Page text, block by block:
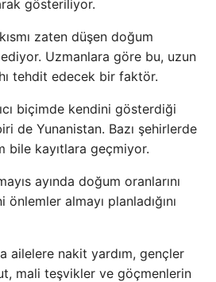
gösteriliyor.
zaten düşen doğum
Uzmanlara göre bu, uzun
tehdit edecek bir faktör.
biçimde kendini gösterdiği
de Yunanistan. Bazı şehirlerde
bile kayıtlara geçmiyor.
ayında doğum oranlarını
almayı planladığını
ailelere nakit yardım, gençler
mali teşvikler ve göçmenlerin